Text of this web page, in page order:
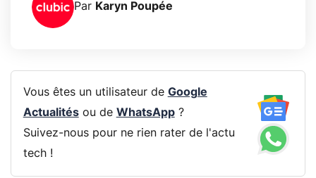
Par Karyn Poupée
Vous êtes un utilisateur de Google
Actualitésou de WhatsApp?
Suivez-nous pour ne rien rater de l'actu
tech !